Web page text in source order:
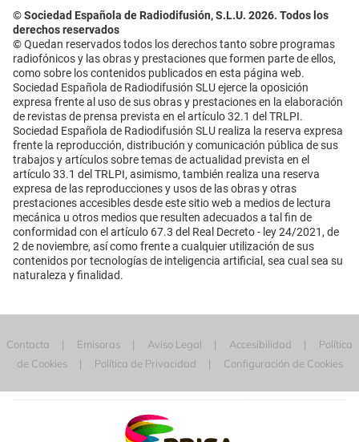
© Sociedad Española de Radiodifusión, S.L.U. 2026. Todos los
derechos reservados
© Quedan reservados todos los derechos tanto sobre programas
radiofónicos y las obras y prestaciones que formen parte de ellos,
como sobre los contenidos publicados en esta página web.
Sociedad Española de Radiodifusión SLU ejerce la oposición
expresa frente al uso de sus obras y prestaciones en la elaboración
de revistas de prensa prevista en el artículo 32.1 del TRLPI.
Sociedad Española de Radiodifusión SLU realiza la reserva expresa
frente la reproducción, distribución y comunicación pública de sus
trabajos y artículos sobre temas de actualidad prevista en el
artículo 33.1 del TRLPI, asimismo, también realiza una reserva
expresa de las reproducciones y usos de las obras y otras
prestaciones accesibles desde este sitio web a medios de lectura
mecánica u otros medios que resulten adecuados a tal fin de
conformidad con el artículo 67.3 del Real Decreto - ley 24/2021, de
2 de noviembre, así como frente a cualquier utilización de sus
contenidos por tecnologías de inteligencia artificial, sea cual sea su
naturaleza y finalidad.
Contacta Emisoras Aviso Legal Accesibilidad
Política
de Cookies
Política de Privacidad Configuración de Cookies